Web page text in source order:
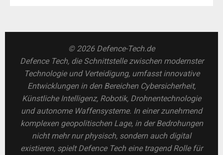
© 2026 Defence-Tech.de
Defence Tech, die Schnittstelle zwischen modernster
Technologie und Verteidigung, umfasst innovative
Entwicklungen in den Bereichen Cybersicherheit,
Künstliche Intelligenz, Robotik, Drohnentechnologie
und autonome Waffensysteme. In einer zunehmend
komplexen geopolitischen Lage, in der Bedrohungen
nicht mehr nur physisch, sondern auch digital
existieren, spielt Defence Tech eine tragend Rolle für